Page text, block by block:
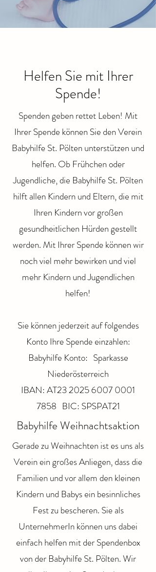
Helfen Sie mit Ihrer
Spende!
Spenden geben rettet Leben! Mit
Ihrer Spende können Sie den Verein
Babyhilfe St. Pölten unterstützen und
helfen. Ob Frühchen oder
Jugendliche, die Babyhilfe St. Pölten
hilft allen Kindern und Eltern, die mit
Ihren Kindern vor großen
gesundheitlichen Hürden gestellt
werden. Mit Ihrer Spende können wir
noch viel mehr bewirken und viel
mehr Kindern und Jugendlichen
helfen!
Sie können jederzeit auf folgendes
Konto Ihre Spende einzahlen:
Babyhilfe Konto: Sparkasse
Niederösterreich
IBAN: AT23 2025 6007 0001
7858 BIC: SPSPAT21
Babyhilfe Weihnachtsaktion
Gerade zu Weihnachten ist es uns als
Verein ein großes Anliegen, dass die
Familien und vor allem den kleinen
Kindern und Babys ein besinnliches
Fest zu bescheren. Sie als
UnternehmerIn können uns dabei
einfach helfen mit der Spendenbox
von der Babyhilfe St. Pölten. Wir